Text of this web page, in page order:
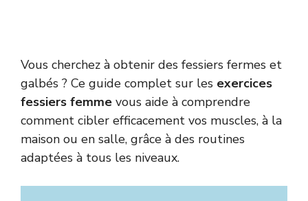
Vous cherchez à obtenir des fessiers fermes et
galbés ? Ce guide complet sur les exercices
fessiers femme vous aide à comprendre
comment cibler efficacement vos muscles, à la
maison ou en salle, grâce à des routines
adaptées à tous les niveaux.